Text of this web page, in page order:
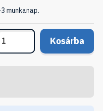
munkanap.
Kosárba